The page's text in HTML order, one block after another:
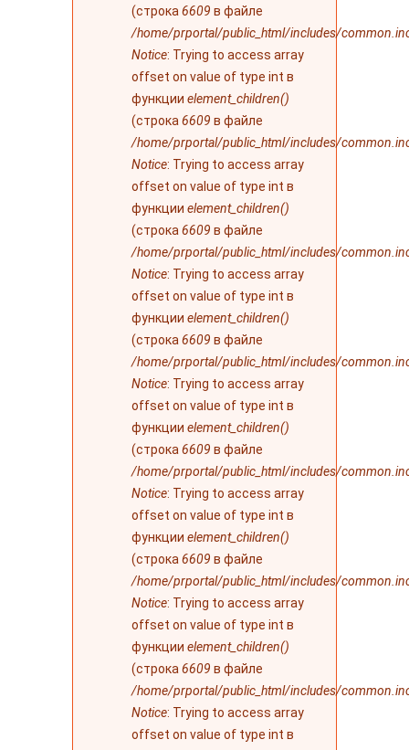
(строка 6609 в файле
/home/prportal/public_html/includes/
Notice: Trying to access array
offset on value of type int в
функции element_children()
(строка 6609 в файле
/home/prportal/public_html/includes/
Notice: Trying to access array
offset on value of type int в
функции element_children()
(строка 6609 в файле
/home/prportal/public_html/includes/
Notice: Trying to access array
offset on value of type int в
функции element_children()
(строка 6609 в файле
/home/prportal/public_html/includes/
Notice: Trying to access array
offset on value of type int в
функции element_children()
(строка 6609 в файле
/home/prportal/public_html/includes/
Notice: Trying to access array
offset on value of type int в
функции element_children()
(строка 6609 в файле
/home/prportal/public_html/includes/
Notice: Trying to access array
offset on value of type int в
функции element_children()
(строка 6609 в файле
/home/prportal/public_html/includes/
Notice: Trying to access array
offset on value of type int в